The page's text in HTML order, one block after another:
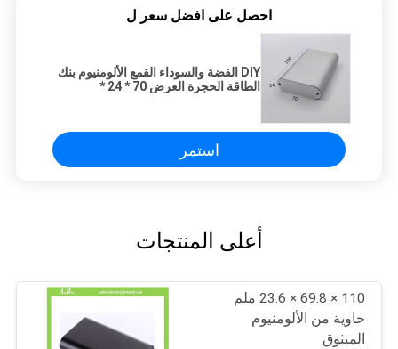
احصل على افضل سعر ل
DIY الفضة والسوداء القمع الألومنيوم بنك
الطاقة الحجرة العرض 70 * 24 *
استمر
أعلى المنتجات
110 × 69.8 × 23.6 ملم
حاوية من الألومنيوم
المبثوق